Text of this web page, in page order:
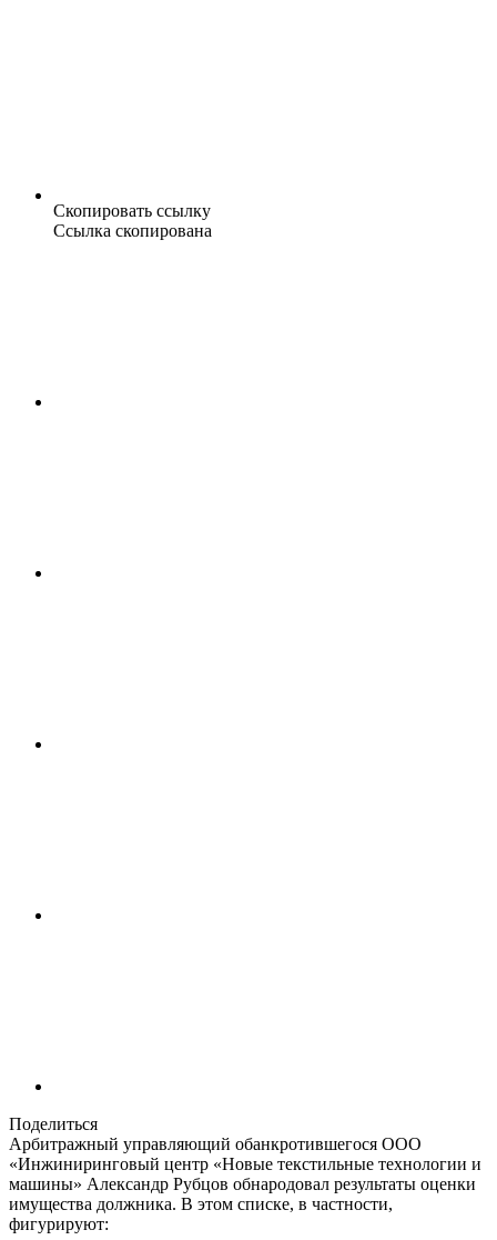
Скопировать ссылку
Ссылка скопирована
Поделиться
Арбитражный управляющий обанкротившегося ООО
«Инжиниринговый центр «Новые текстильные технологии и
машины» Александр Рубцов обнародовал результаты оценки
имущества должника. В этом списке, в частности,
фигурируют: